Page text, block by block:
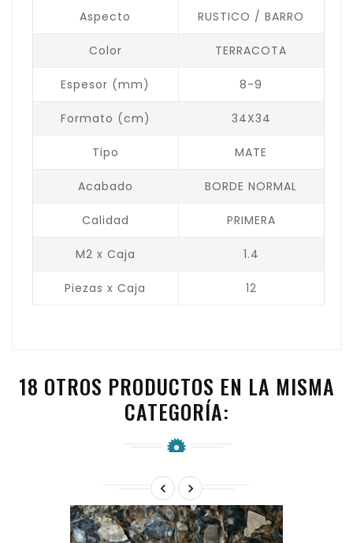
Aspecto RUSTICO / BARRO
Color TERRACOTA
Espesor (mm) 8-9
Formato (cm) 34X34
Tipo MATE
Acabado BORDE NORMAL
Calidad PRIMERA
M2 x Caja 1.4
Piezas x Caja 12
18 OTROS PRODUCTOS EN LA MISMA
CATEGORÍA:
 